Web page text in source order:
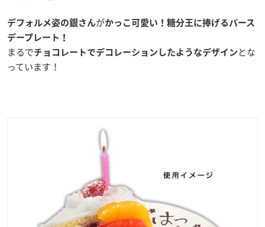
デフォルメ姿の銀さんがかっこ可愛い！糖分王に捧げる バース
デープレート！
まるでチョコレートでデコレーションしたようなデザイン とな
っています！